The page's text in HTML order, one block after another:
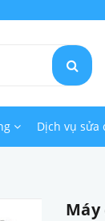
Dịch vụ sửa
Máy